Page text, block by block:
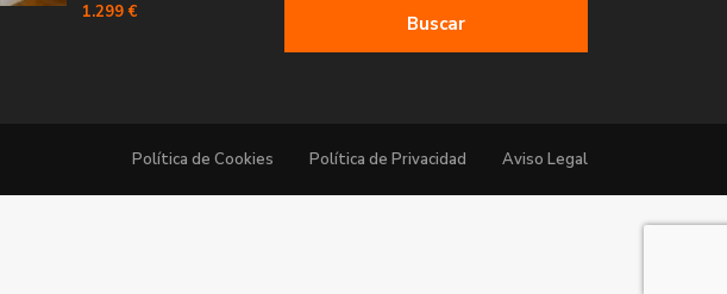
1.299 € Buscar
Política de Cookies Política de Privacidad Aviso Legal